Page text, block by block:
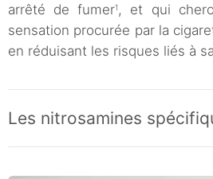
arrêté de fumer1 , et qui
sensation procurée par la
en réduisant les risques liés à
Les nitrosamines